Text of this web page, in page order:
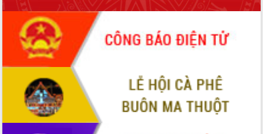
Lễ phát động chuỗi hoạt động chung
tay làm sạch môi trường
Xã Ea Kar bước chuyển mình trong
công tác cải cách hành chính mô hình
UBND tỉnh họp báo định kỳ tháng 4
năm 2026
Hội thảo khoa học “Giải pháp thúc đẩy
phát triển nền kinh tế xanh tại tỉnh
Đắk Lắk”